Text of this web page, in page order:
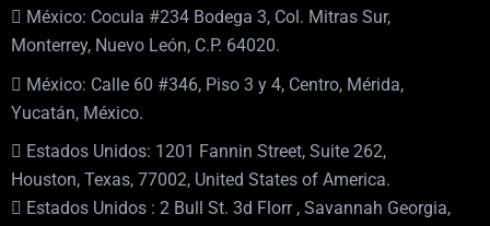
México: Cocula #234 Bodega 3, Col. Mitras Sur,
Monterrey, Nuevo León, C.P. 64020.
México: Calle 60 #346, Piso 3 y 4, Centro, Mérida,
Yucatán, México.
Estados Unidos: 1201 Fannin Street, Suite 262,
Houston, Texas, 77002, United States of America.
Estados Unidos : 2 Bull St. 3d Florr , Savannah Georgia,